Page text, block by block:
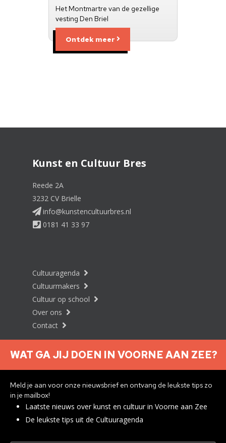
Het Montmartre van de gezellige
vesting Den Briel
Ontdek meer
Kunst en Cultuur Bres
Reede 2A
3232 CV Brielle
info@kunstencultuurbres.nl
0181 41 33 97
Cultuuragenda
Cultuurmakers
Cultuur op school
Over ons
Contact
Nieuwsbrief aanmelden
Privacyverklaring
WAT GA JIJ DOEN IN VOORNE AAN ZEE?
Meld je aan voor onze nieuwsbrief en ontvang de leukste tips zo
in je mailbox!
Laatste nieuws over kunst en cultuur in Voorne aan Zee
De leukste tips uit de Cultuuragenda